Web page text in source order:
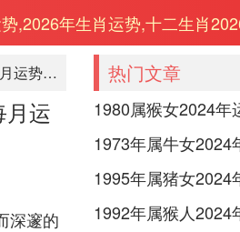
,2026年生肖运势,十二生肖
2026年77年蛇女的正缘是哪个属相 2026年77年属蛇人每月运势完整版
月运
深邃的
热门文章